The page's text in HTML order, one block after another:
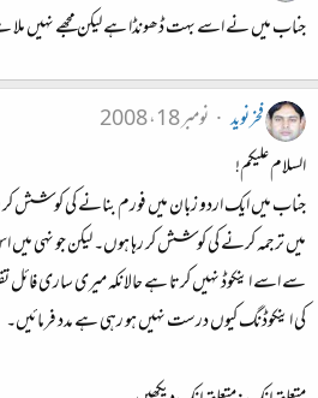
جناب میں نے اسے بہت ڈھونڈا ہے لیکن مجھے نہیں
فخرنوید
نومبر 18، 2008
السلام علیکم!
جناب میں ایک اردو زبان میں فورم بنانے کی کوشش کر
میں ترجمہ کرنے کی کوشش کر رہا ہوں۔ لیکن جو نہی
کی اینکوڈنگ کیوں درست نہیں ہو رہی ہے مدد فرمائیں۔